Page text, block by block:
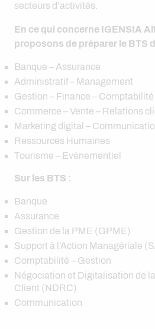
secteurs d’activités.
En ce qui concerne IGENSIA
proposons de préparer le BTS
Banque – Assurance
Administratif – Management
Gestion – Finance – Comptabilité
Commerce – Vente – Relations
Marketing digital –
Ressources Humaines
Tourisme – Evènementiel
Sur les BTS :
Banque
Assurance
Gestion de la PME (GPME)
Support à l’Action Managériale
Comptabilité – Gestion
Négociation et Digitalisation de
Client (NDRC)
Communication